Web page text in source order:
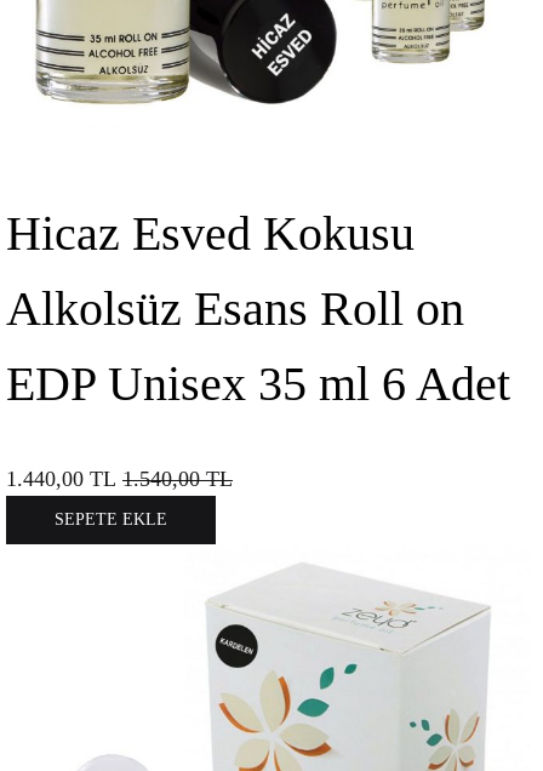
Hicaz Esved Kokusu
Alkolsüz Esans Roll on
EDP Unisex 35 ml 6 Adet
1.440,00 TL 1.540,00TL
SEPETE EKLE